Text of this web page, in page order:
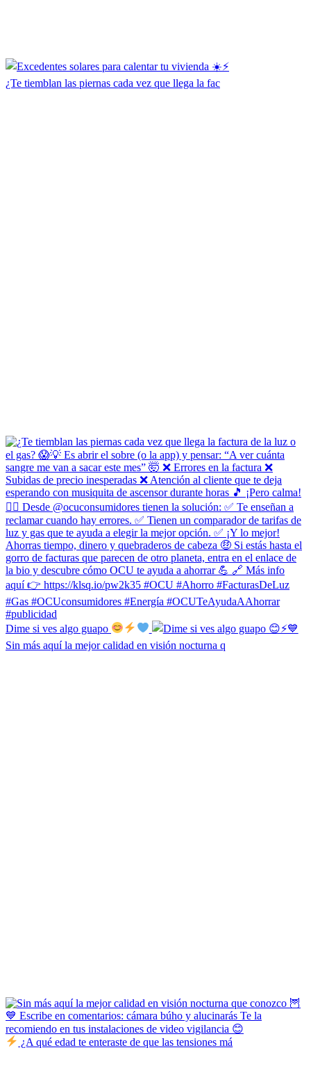
¿Te tiemblan las piernas cada vez que llega la fac
Dime si ves algo guapo
Sin más aquí la mejor calidad en visión nocturna q
¿A qué edad te enteraste de que las tensiones má